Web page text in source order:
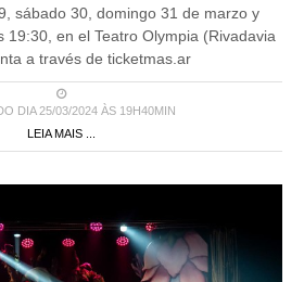
sábado 30, domingo 31 de marzo y
19:30, en el Teatro Olympia (Rivadavia
a través de ticketmas.ar
DIA 25/03/2024 ÀS 19H40MIN
LEIA MAIS ...